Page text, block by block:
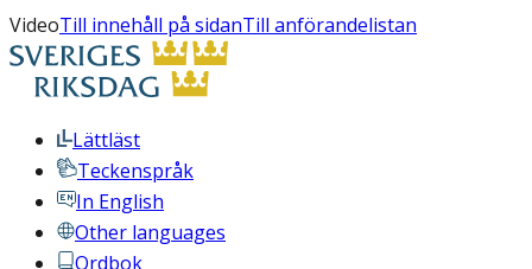
VideoTill innehåll på sidanTill anförandelistan
Lättläst
Teckenspråk
In English
Other languages
Ordbok